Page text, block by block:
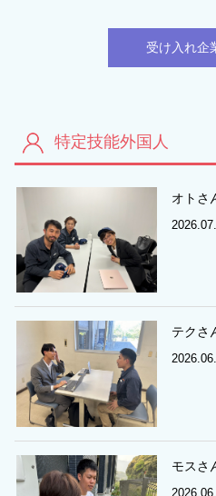
受け入れ企
特定技能外国人
オトさ
テクさ
モスさ